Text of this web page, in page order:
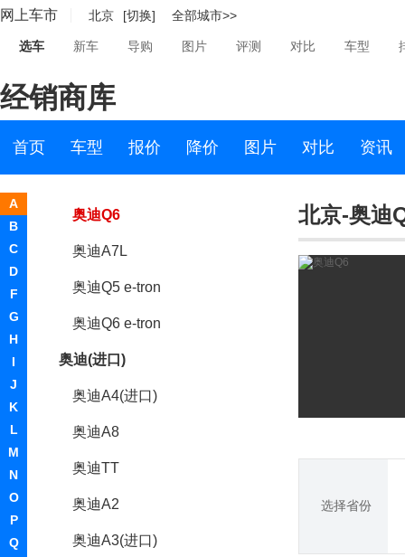
网上车市 北京 [切换] 全部城市>>
选车 新车 导购 图片 评测 对比 车型
经销商库
首页 车型 报价 降价 图片 对比 资讯
A
B
C
D
F
G
H
I
J
K
L
M
N
O
P
Q
奥迪A6 e-tron
奥迪Q3 Sportback
上汽奥迪
奥迪Q6
奥迪A7L
奥迪Q5 e-tron
奥迪Q6 e-tron
奥迪(进口)
奥迪A4(进口)
奥迪A8
奥迪TT
奥迪A2
奥迪A3(进口)
北京-奥迪
选择省份